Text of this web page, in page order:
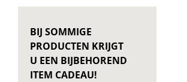
BIJ SOMMIGE
PRODUCTEN KRIJGT
U EEN BIJBEHOREND
ITEM CADEAU!